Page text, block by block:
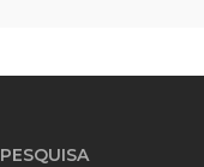
PESQUISA